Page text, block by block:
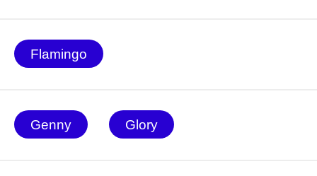
Flamingo
Genny Glory